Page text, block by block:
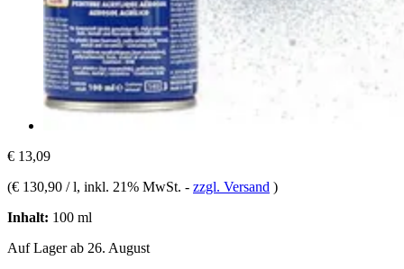
€ 13,09
(€ 130,90 / l, inkl. 21% MwSt. - zzgl. Versand )
Inhalt: 100 ml
Auf Lager ab 26. August